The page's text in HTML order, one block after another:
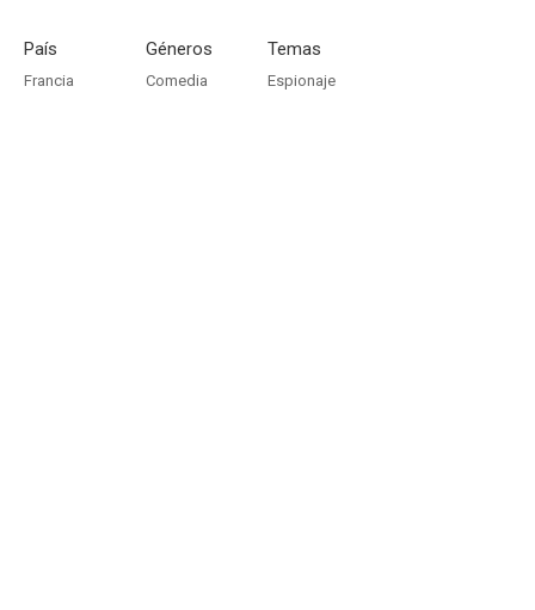
País
Francia
Géneros
Comedia
Temas
Espionaje